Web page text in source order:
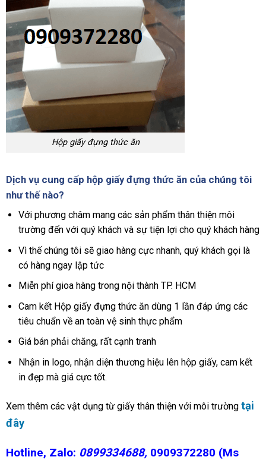
Hộp giấy đựng thức ăn
Dịch vụ cung cấp hộp giấy đựng thức ăn của chúng tôi
như thế nào?
Với phương châm mang các sản phẩm thân thiện môi
trường đến với quý khách và sự tiện lợi cho quý khách hàng
Vì thế chúng tôi sẽ giao hàng cực nhanh, quý khách gọi là
có hàng ngay lập tức
Miễn phí gioa hàng trong nội thành TP. HCM
Cam kết Hộp giấy đựng thức ăn dùng 1 lần đáp ứng các
tiêu chuẩn về an toàn vệ sinh thực phẩm
Giá bán phải chăng, rất cạnh tranh
Nhận in logo, nhận diện thương hiệu lên hộp giấy, cam kết
in đẹp mà giá cực tốt.
Xem thêm các vật dụng từ giấy thân thiện với môi trường tại
đây
Hotline, Zalo: 0899334688, 0909372280 (Ms